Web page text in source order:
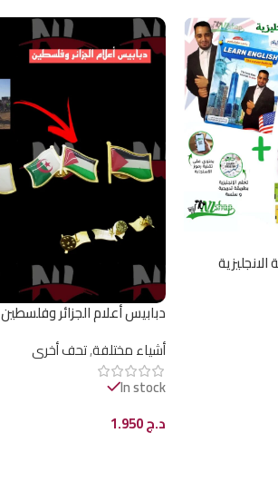
دبابيس أعلام الجزائر وفلسطين
أشياء مختلفة,تحف أخرى
In stock
د.ج